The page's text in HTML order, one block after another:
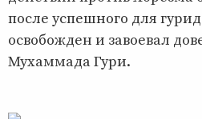
после успешного для
освобожден и завоевал
Мухаммада Гури.